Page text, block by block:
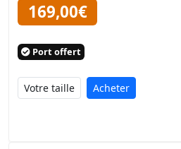
169,00€
Port offert
Acheter